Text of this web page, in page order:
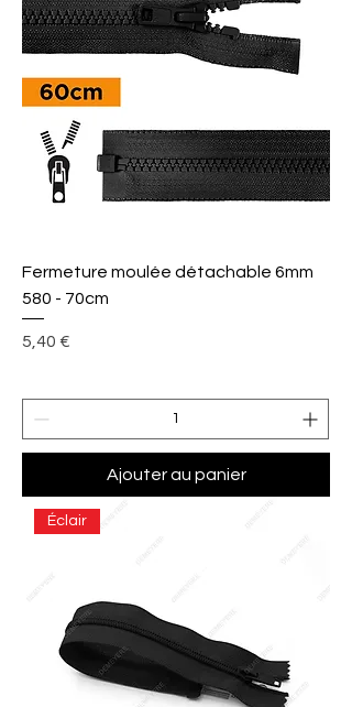
Fermeture moulée détachable 6mm
580 - 70cm
Prix
5,40 €
Ajouter au panier
Éclair